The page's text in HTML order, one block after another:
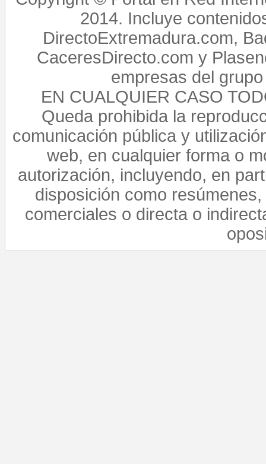
2014. Incluye
DirectoExtremadura.com,
CaceresDirecto.com y
empresas del
EN CUALQUIER CASO
Queda prohibida la
comunicación pública y
web, en cualquier forma o
autorización, incluyendo, en
disposición como
comerciales o directa o